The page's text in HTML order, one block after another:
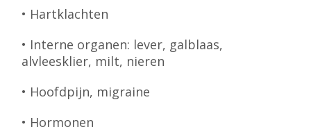
• Hartklachten
• Interne organen: lever, galblaas,
alvleesklier, milt, nieren
• Hoofdpijn, migraine
• Hormonen